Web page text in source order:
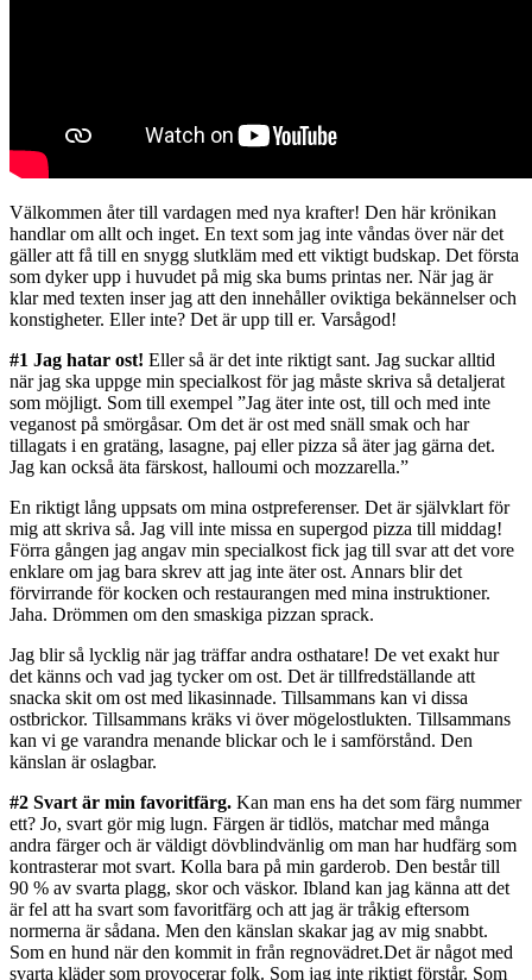
Välkommen åter till vardagen med nya krafter! Den här krönikan
handlar om allt och inget. En text som jag inte våndas över när det
gäller att få till en snygg slutkläm med ett viktigt budskap. Det första
som dyker upp i huvudet på mig ska bums printas ner. När jag är
klar med texten inser jag att den innehåller oviktiga bekännelser och
konstigheter. Eller inte? Det är upp till er. Varsågod!
#1 Jag hatar ost! Eller så är det inte riktigt sant. Jag suckar alltid
när jag ska uppge min specialkost för jag måste skriva så detaljerat
som möjligt. Som till exempel ”Jag äter inte ost, till och med inte
veganost på smörgåsar. Om det är ost med snäll smak och har
tillagats i en gratäng, lasagne, paj eller pizza så äter jag gärna det.
Jag kan också äta färskost, halloumi och mozzarella.”
En riktigt lång uppsats om mina ostpreferenser. Det är självklart för
mig att skriva så. Jag vill inte missa en supergod pizza till middag!
Förra gången jag angav min specialkost fick jag till svar att det vore
enklare om jag bara skrev att jag inte äter ost. Annars blir det
förvirrande för kocken och restaurangen med mina instruktioner.
Jaha. Drömmen om den smaskiga pizzan sprack.
Jag blir så lycklig när jag träffar andra osthatare! De vet exakt hur
det känns och vad jag tycker om ost. Det är tillfredställande att
snacka skit om ost med likasinnade. Tillsammans kan vi dissa
ostbrickor. Tillsammans kräks vi över mögelostlukten. Tillsammans
kan vi ge varandra menande blickar och le i samförstånd. Den
känslan är oslagbar.
#2 Svart är min favoritfärg. Kan man ens ha det som färg nummer
ett? Jo, svart gör mig lugn. Färgen är tidlös, matchar med många
andra färger och är väldigt dövblindvänlig om man har hudfärg som
kontrasterar mot svart. Kolla bara på min garderob. Den består till
90 % av svarta plagg, skor och väskor. Ibland kan jag känna att det
är fel att ha svart som favoritfärg och att jag är tråkig eftersom
normerna är sådana. Men den känslan skakar jag av mig snabbt.
Som en hund när den kommit in från regnovädret.Det är något med
svarta kläder som provocerar folk. Som jag inte riktigt förstår. Som